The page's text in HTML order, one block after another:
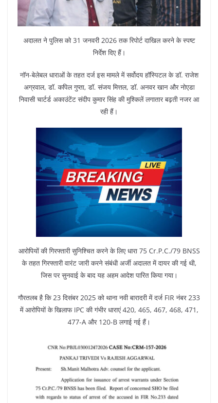
अदालत ने पुलिस को 31 जनवरी 2026 तक रिपोर्ट दाखिल करने के स्पष्ट
निर्देश दिए हैं।
नॉन-बेलेबल धाराओं के तहत दर्ज इस मामले में सर्वोदय हॉस्पिटल के डॉ. राजेश
अग्रवाल, डॉ. कपिल गुप्ता, डॉ. संजय मित्तल, डॉ. अनवर खान और नोएडा
निवासी चार्टर्ड अकाउंटेंट संदीप कुमार सिंह की मुश्किलें लगातार बढ़ती नजर आ
रही हैं।
आरोपियों की गिरफ्तारी सुनिश्चित करने के लिए धारा 75 Cr.P.C./79 BNSS
के तहत गिरफ्तारी वारंट जारी करने संबंधी अर्जी अदालत में दायर की गई थी,
जिस पर सुनवाई के बाद यह अहम आदेश पारित किया गया।
गौरतलब है कि 23 दिसंबर 2025 को थाना नवी बारादरी में दर्ज FIR नंबर 233
में आरोपियों के खिलाफ IPC की गंभीर धाराएं 420, 465, 467, 468, 471,
477-A और 120-B लगाई गई हैं।